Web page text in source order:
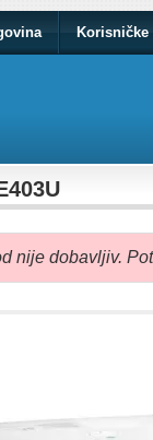
Korisničke
nije dobavljiv.